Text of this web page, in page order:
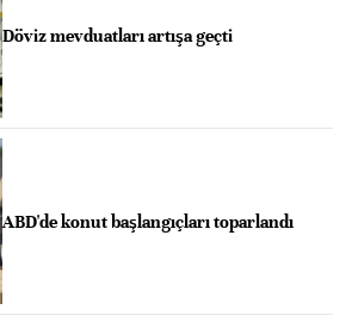
Döviz mevduatları artışa geçti
ABD'de konut başlangıçları toparlandı